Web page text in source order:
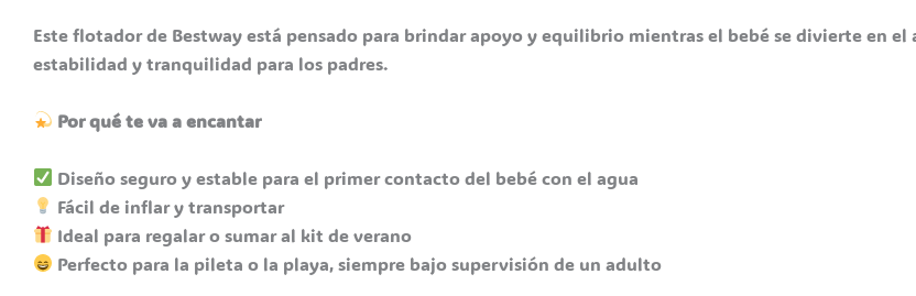
Este flotador de Bestway está pensado para brindar apoyo y equilibrio mientras el bebé se divierte en
estabilidad y tranquilidad para los padres.
Por qué te va a encantar
Diseño seguro y estable para el primer contacto del bebé con el agua
Fácil de inflar y transportar
Ideal para regalar o sumar al kit de verano
Perfecto para la pileta o la playa, siempre bajo supervisión de un adulto